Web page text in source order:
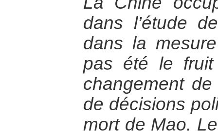
dans l’étude
dans la
pas été le fruit
changement
de décisions
mort de Mao.